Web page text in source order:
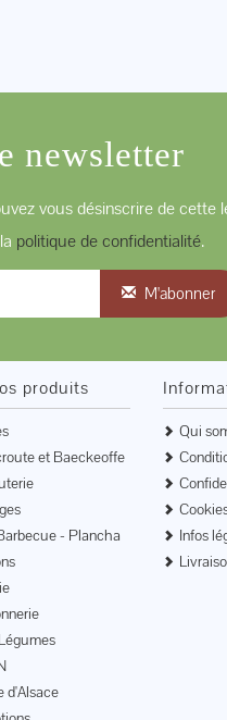
newsletter
vous désinscrire de
politique de confidentialité.
M'abonner
produits
et Baeckeoffe
- Plancha
d'Alsace
Qui
Infos